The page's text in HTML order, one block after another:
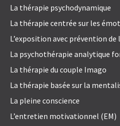
La thérapie psychodynamique
La thérapie centrée sur les
L’exposition avec prévention de
La psychothérapie analytique
La thérapie du couple Imago
La thérapie basée sur la
La pleine conscience
L’entretien motivationnel (EM)